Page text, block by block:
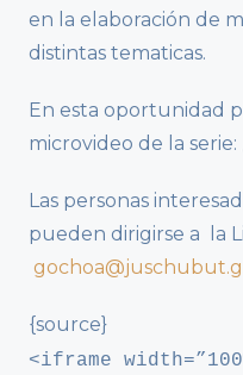
en la elaboración de
distintas tematicas.
En esta oportunidad
microvideo de la serie:
Las personas
pueden dirigirse a la
{source}
<iframe